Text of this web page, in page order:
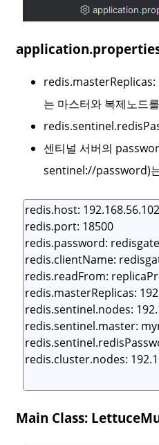
redis.masterReplicas:
는 마스터와 복제노드
센티널 서버의
sentinel://password)
Main Class: